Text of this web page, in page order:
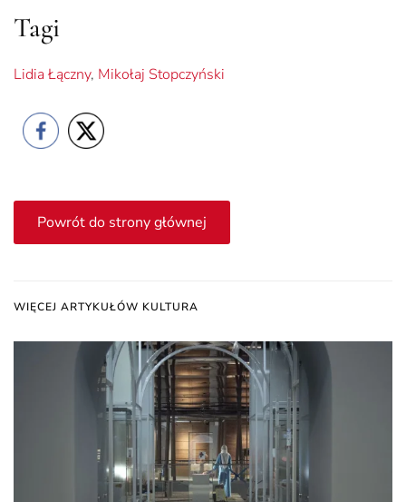
Tagi
Lidia Łączny, Mikołaj Stopczyński
Powrót do strony głównej
WIĘCEJ ARTYKUŁÓW KULTURA